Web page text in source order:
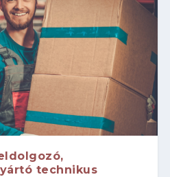
technikus